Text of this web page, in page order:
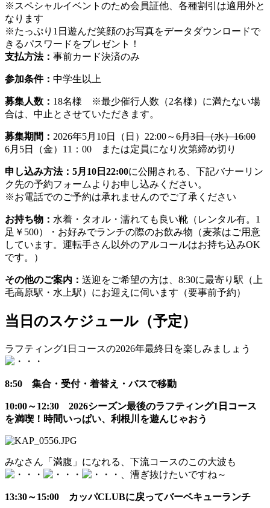
※スペシャルイベントのため会員証他、各種割引は適用外と
なります
※たっぷり1日遊んだ笑顔のお写真をデータダウンロードで
きるパスワードをプレゼント！
支払方法： 事前カード決済のみ
参加条件： 中学生以上
募集人数： 18名様 ※最少催行人数（2名様）に満たない場
合は、中止とさせていただきます。
募集期間： 2026年5月10日（日）22:00～6月3日（水）16:00
6月5日（金）11：00 または定員になり次第締め切り
申し込み方法： 5月10日22:00に公開される、下記バナーリン
ク先の予約フォームよりお申し込みください。
※お電話でのご予約は承れませんのでご了承ください
お持ち物： 水着・タオル・濡れても良い靴（レンタル有。1
足￥500）・お好みでランチの際のお飲み物（麦茶はご用意
しています。運転手さん以外のアルコールはお持ち込みOK
です。）
その他のご案内： 送迎をご希望の方は、8:30に最寄り駅（上
毛高原駅・水上駅）にお迎えに伺います（要事前予約）
当日のスケジュール（予定）
ラフティング1日コースの2026年最終日を楽しみましょう
8:50 集合・受付・着替え・バスで移動
10:00～12:30 2026シーズン最後のラフティング1日コース
を満喫！時間いっぱい、利根川を遊んじゃおう
みなさん「満腹」になれる、下流コースのこの大波も
、漕ぎ抜けたいですね～
13:30～15:00 カッパCLUBに戻ってバーベキューランチ